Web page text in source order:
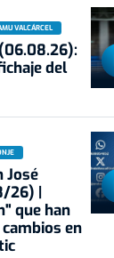
VALCÁRCEL
del
José
26) |
que han
en